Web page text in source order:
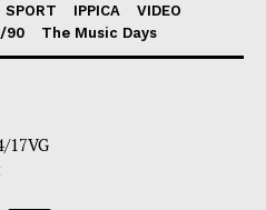
SPORT IPPICA
VIDEO
90
The Music Days
17VG